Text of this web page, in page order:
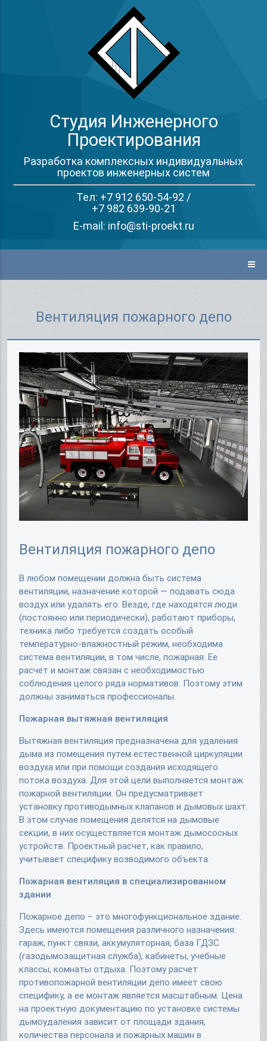
Студия Инженерного
Проектирования
Разработка комплексных индивидуальных
проектов инженерных систем
Тел: +7 912 650-54-92 /
+7 982 639-90-21
E-mail: info@sti-proekt.ru
Вентиляция пожарного депо
Вентиляция пожарного депо
В любом помещении должна быть система
вентиляции, назначение которой — подавать сюда
воздух или удалять его. Везде, где находятся люди
(постоянно или периодически), работают приборы,
техника либо требуется создать особый
температурно-влажностный режим, необходима
система вентиляции, в том числе, пожарная. Ее
расчет и монтаж связан с необходимостью
соблюдения целого ряда нормативов. Поэтому этим
должны заниматься профессионалы.
Пожарная вытяжная вентиляция
Вытяжная вентиляция предназначена для удаления
дыма из помещения путем естественной циркуляции
воздуха или при помощи создания исходящего
потока воздуха. Для этой цели выполняется монтаж
пожарной вентиляции. Он предусматривает
установку противодымных клапанов и дымовых шахт.
В этом случае помещения делятся на дымовые
секции, в них осуществляется монтаж дымососных
устройств. Проектный расчет, как правило,
учитывает специфику возводимого объекта.
Пожарная вентиляция в специализированном
здании
Пожарное депо – это многофункциональное здание.
Здесь имеются помещения различного назначения:
гараж, пункт связи, аккумуляторная, база ГДЗС
(газодымозащитная служба), кабинеты, учебные
классы, комнаты отдыха. Поэтому расчет
противопожарной вентиляции депо имеет свою
специфику, а ее монтаж является масштабным. Цена
на проектную документацию по установке системы
дымоудаления зависит от площади здания,
количества персонала и пожарных машин в